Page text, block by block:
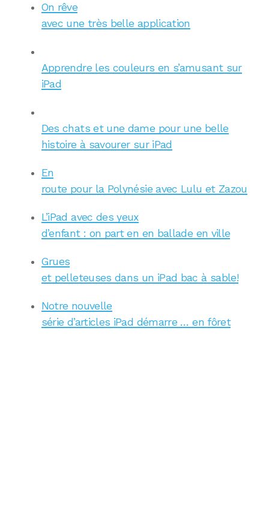
On rêve
avec une très belle application
Apprendre les couleurs en s’amusant sur
iPad
Des chats et une dame pour une belle
histoire à savourer sur iPad
En
route pour la Polynésie avec Lulu et Zazou
L’iPad avec des yeux
d’enfant : on part en en ballade en ville
Grues
et pelleteuses dans un iPad bac à sable!
Notre nouvelle
série d’articles iPad démarre … en fôret